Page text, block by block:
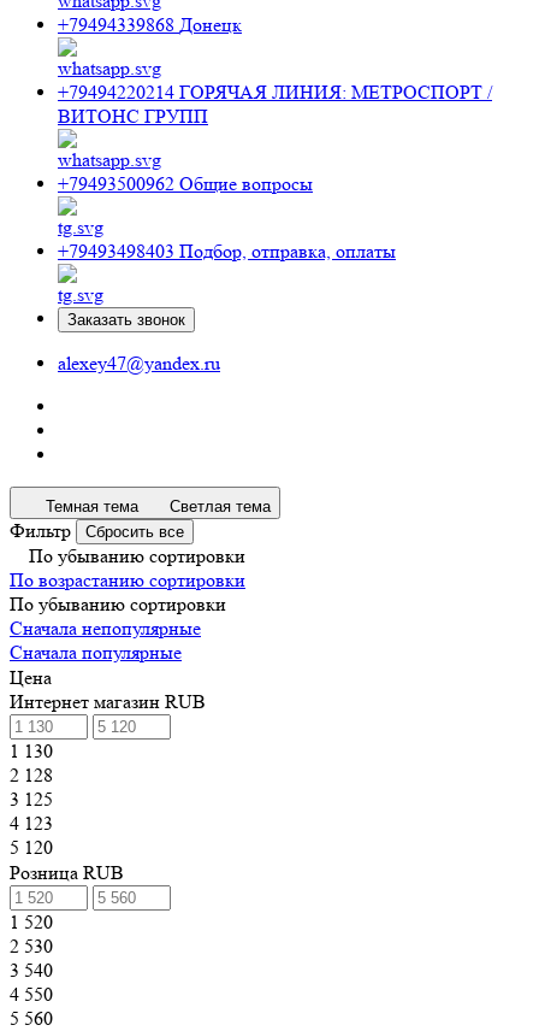
+79494339868 Донецк
+79494220214 ГОРЯЧАЯ ЛИНИЯ: МЕТРОСПОРТ /
ВИТОНС ГРУПП
+79493500962 Общие вопросы
+79493498403 Подбор, отправка, оплаты
Заказать звонок
alexey47@yandex.ru
Темная тема Светлая тема
Фильтр Сбросить все
По убыванию сортировки
По возрастанию сортировки
По убыванию сортировки
Сначала непопулярные
Сначала популярные
Цена
Интернет магазин RUB
1 130
2 128
3 125
4 123
5 120
Розница RUB
1 520
2 530
3 540
4 550
5 560